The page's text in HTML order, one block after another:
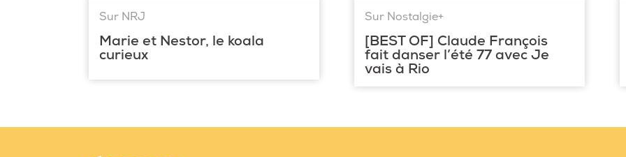
Sur NRJ
Marie et Nestor, le koala
curieux
Sur Nostalgie+
[BEST OF] Claude François
fait danser l’été 77 avec Je
vais à Rio